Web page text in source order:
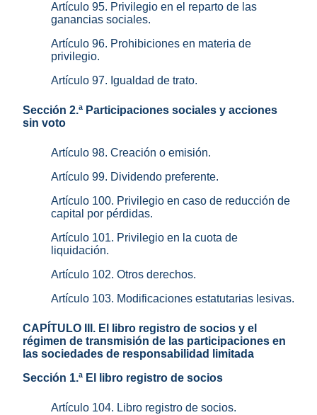
Artículo 95. Privilegio en el reparto de las
ganancias sociales.
Artículo 96. Prohibiciones en materia de
privilegio.
Artículo 97. Igualdad de trato.
Sección 2.ª Participaciones sociales y acciones
sin voto
Artículo 98. Creación o emisión.
Artículo 99. Dividendo preferente.
Artículo 100. Privilegio en caso de reducción de
capital por pérdidas.
Artículo 101. Privilegio en la cuota de
liquidación.
Artículo 102. Otros derechos.
Artículo 103. Modificaciones estatutarias lesivas.
CAPÍTULO III. El libro registro de socios y el
régimen de transmisión de las participaciones en
las sociedades de responsabilidad limitada
Sección 1.ª El libro registro de socios
Artículo 104. Libro registro de socios.